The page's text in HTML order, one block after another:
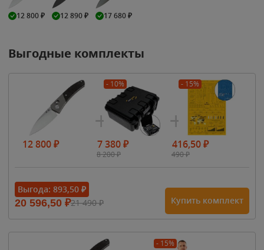
12 800₽ 12 890₽ 17 680₽
Выгодные комплекты
12 800₽
- 10%
7 380₽
8 200₽
- 15%
416,50₽
490₽
Выгода: 893,50 ₽
20 596,50 ₽21 490₽ Купить комплект
- 15%